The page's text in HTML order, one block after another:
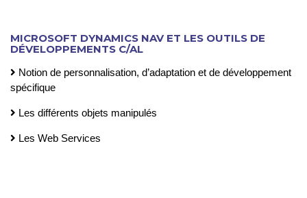
MICROSOFT DYNAMICS NAV ET LES OUTILS DE
DÉVELOPPEMENTS C/AL
Notion de personnalisation, d’adaptation et de développement
spécifique
Les différents objets manipulés
Les Web Services